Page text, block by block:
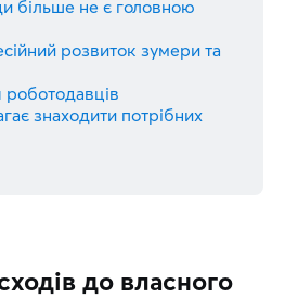
більше не є головною
розвиток зумери та
знаходити потрібних
до власного